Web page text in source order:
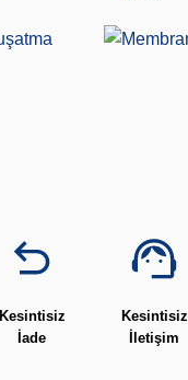
Kesintisiz
İade
Kesintisiz
İletişim